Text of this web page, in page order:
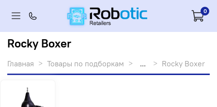
0
Rocky Boxer
Главная Товары по подборкам ... Rocky Boxer